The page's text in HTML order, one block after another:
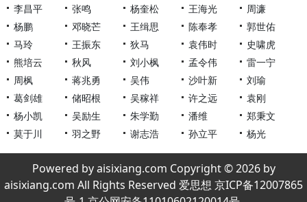
李昌平
张鸣 杨奎松 王海光
周濂
杨鹏
邓晓芒 王缉思 陈奉孝
郭世佑
马玲
王振东 狄马 袁伟时
史啸虎
熊培云
秋风 刘小枫 孟令伟
雷一宁
周枫
蒋兆勇 吴伟 沙叶新
刘瑜
葛剑雄
储昭根 吴稼祥 许之远
袁刚
杨小凯
吴励生 朱学勤 潘维
郑秉文
莫于川
羽之野 谢志浩 孙立平 杨光
Powered by aisixiang.com Copyright © 2026 by
aisixiang.com All Rights Reserved 爱思想 京ICP备12007865